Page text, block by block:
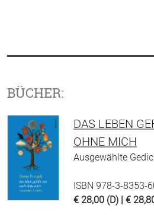
BÜCHER:
DAS LEBEN
OHNE MICH
Ausgewählte
ISBN 978-3-8353-
€ 28,00 (D) | €